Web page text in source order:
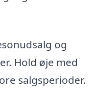
og
Hold øje med
salgsperioder.